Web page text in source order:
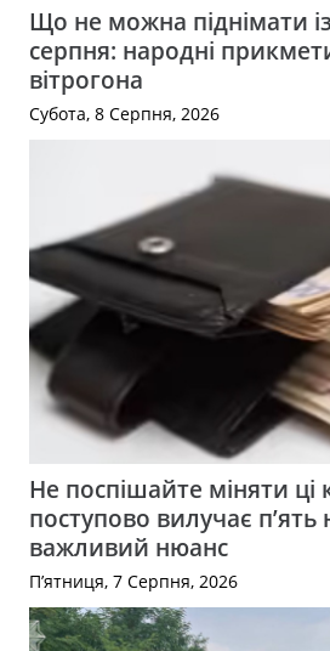
Що не можна піднімати
серпня: народні
вітрогона
Субота, 8 Серпня, 2026
Не поспішайте міняти
поступово вилучає п’ять
важливий нюанс
П’ятниця, 7 Серпня, 2026